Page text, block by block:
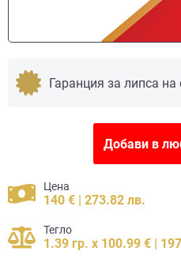
Гаранция за липса на
Добави в
Цена
140 € | 273.82 лв.
Тегло
1.39 гр. x 100.99 € |